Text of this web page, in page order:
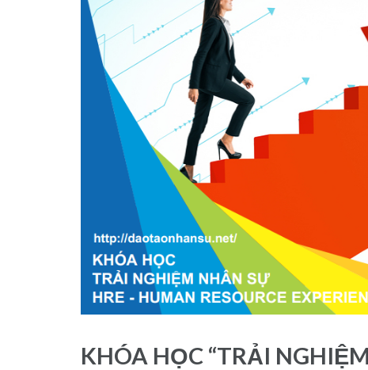
KHÓA HỌC “TRẢI